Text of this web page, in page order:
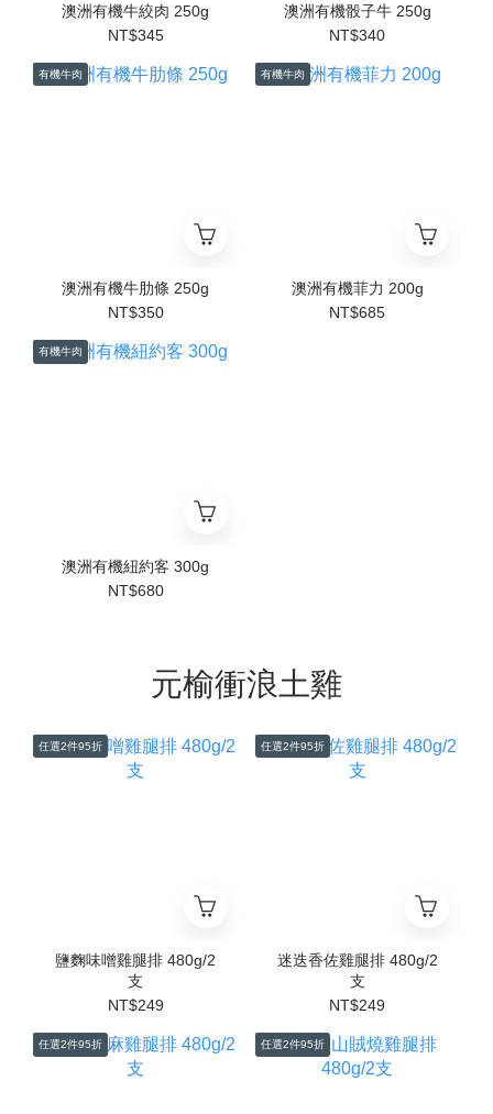
澳洲有機牛絞肉 250g
NT$345
澳洲有機骰子牛 250g
NT$340
有機牛肉
澳洲有機牛肋條 250g
NT$350
有機牛肉
澳洲有機菲力 200g
NT$685
有機牛肉
澳洲有機紐約客 300g
NT$680
元榆衝浪土雞
任選2件95折
鹽麴味噌雞腿排 480g/2
支
NT$249
任選2件95折
迷迭香佐雞腿排 480g/2
支
NT$249
任選2件95折 任選2件95折